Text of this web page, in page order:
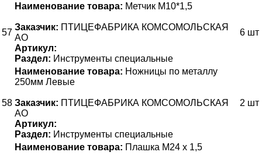
57
Наименование товара: Метчик М10*1,5
Заказчик: ПТИЦЕФАБРИКА КОМСОМОЛЬСКАЯ
АО
Артикул:
Раздел: Инструменты специальные
6 шт
58
Наименование товара: Ножницы по металлу
250мм Левые
Заказчик: ПТИЦЕФАБРИКА КОМСОМОЛЬСКАЯ
АО
Артикул:
Раздел: Инструменты специальные
2 шт
Наименование товара: Плашка М24 х 1,5